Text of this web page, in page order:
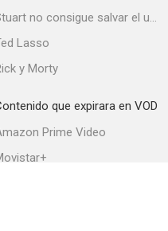
Stuart no consigue salvar el universo
Lasso
y Morty
que expirara en VOD
Prime Video